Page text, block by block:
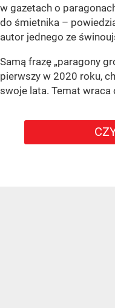
w gazetach o
do śmietnika –
autor jednego ze
Samą frazę „paragony
pierwszy w 2020 roku,
swoje lata. Temat wraca